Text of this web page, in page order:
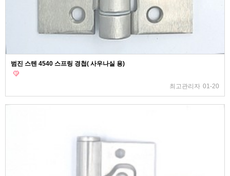
범진 스텐 4540 스프링 경첩( 사우나실 용)
최고관리자 01-20